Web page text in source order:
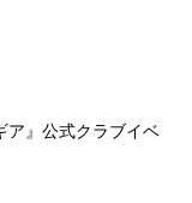
ア』公式クラブイベ